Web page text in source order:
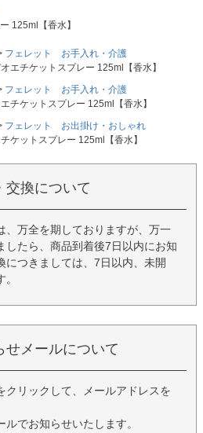
125ml【香水】
フェレット お手入れ・介護
エチケットスプレー 125ml【香水】
フェレット お手入れ・介護
チケットスプレー 125ml【香水】
フェレット お出掛け・おしゃれ
ケットスプレー 125ml【香水】
交換について
、万全を期しておりますが、万一
したら、商品到着後7日以内にお知
につきましては、7日以内、未開
せメールについて
クリックして、メールアドレスを
でお知らせいたします。